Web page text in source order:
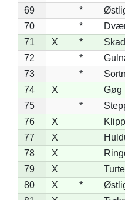
69
*
70
*
71
X *
72
*
73
*
74
X
Gøg
75
*
76
X
77
X
78
X
79
X
80
X *